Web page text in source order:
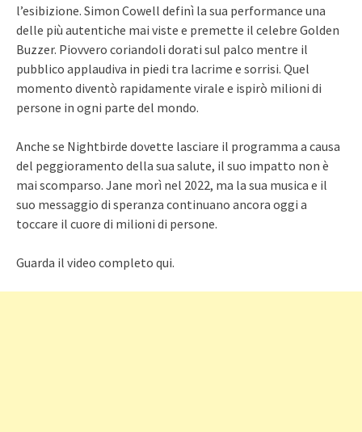
l’esibizione. Simon Cowell definì la sua performance una
delle più autentiche mai viste e premette il celebre Golden
Buzzer. Piovvero coriandoli dorati sul palco mentre il
pubblico applaudiva in piedi tra lacrime e sorrisi. Quel
momento diventò rapidamente virale e ispirò milioni di
persone in ogni parte del mondo.
Anche se Nightbirde dovette lasciare il programma a causa
del peggioramento della sua salute, il suo impatto non è
mai scomparso. Jane morì nel 2022, ma la sua musica e il
suo messaggio di speranza continuano ancora oggi a
toccare il cuore di milioni di persone.
Guarda il video completo qui.